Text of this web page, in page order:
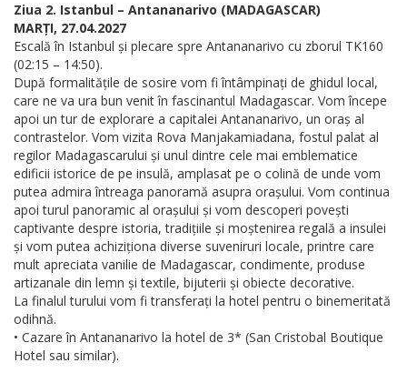
Ziua 2. Istanbul – Antananarivo (MADAGASCAR)
MARȚI, 27.04.2027
Escală în Istanbul și plecare spre Antananarivo cu zborul TK160
(02:15 – 14:50).
După formalitățile de sosire vom fi întâmpinați de ghidul local,
care ne va ura bun venit în fascinantul Madagascar. Vom începe
apoi un tur de explorare a capitalei Antananarivo, un oraș al
contrastelor. Vom vizita Rova Manjakamiadana, fostul palat al
regilor Madagascarului și unul dintre cele mai emblematice
edificii istorice de pe insulă, amplasat pe o colină de unde vom
putea admira întreaga panoramă asupra orașului. Vom continua
apoi turul panoramic al orașului și vom descoperi povești
captivante despre istoria, tradițiile și moștenirea regală a insulei
și vom putea achiziționa diverse suveniruri locale, printre care
mult apreciata vanilie de Madagascar, condimente, produse
artizanale din lemn și textile, bijuterii și obiecte decorative.
La finalul turului vom fi transferați la hotel pentru o binemeritată
odihnă.
• Cazare în Antananarivo la hotel de 3* (San Cristobal Boutique
Hotel sau similar).